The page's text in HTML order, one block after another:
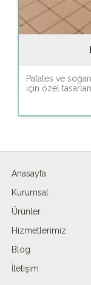
Patates ve
için özel
Anasayfa
Kurumsal
Ürünler
Hizmetlerimiz
Blog
İletişim